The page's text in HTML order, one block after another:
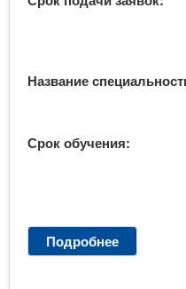
д
а
г
Название
Срок обучения:
Подробнее
С